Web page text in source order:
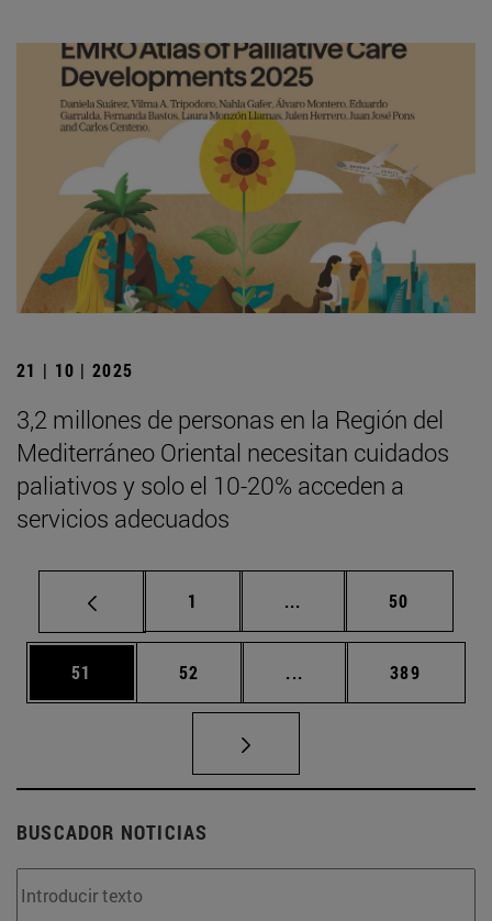
21 | 10 | 2025
3,2 millones de personas en la Región del
Mediterráneo Oriental necesitan cuidados
paliativos y solo el 10-20% acceden a
servicios adecuados
Página
1 ... Páginas intermedias
Página
50
Página
51 Página
52 ... Páginas intermedias
Página
389
BUSCADOR NOTICIAS